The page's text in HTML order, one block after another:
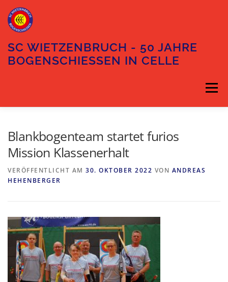
Inhalt
springen
SC WIETZENBRUCH - 50 JAHRE
BOGENSCHIESSEN IN CELLE
Menü
Blankbogenteam startet furios
Mission Klassenerhalt
VERÖFFENTLICHT AM 30. OKTOBER 2022 VON ANDREAS
HEHENBERGER